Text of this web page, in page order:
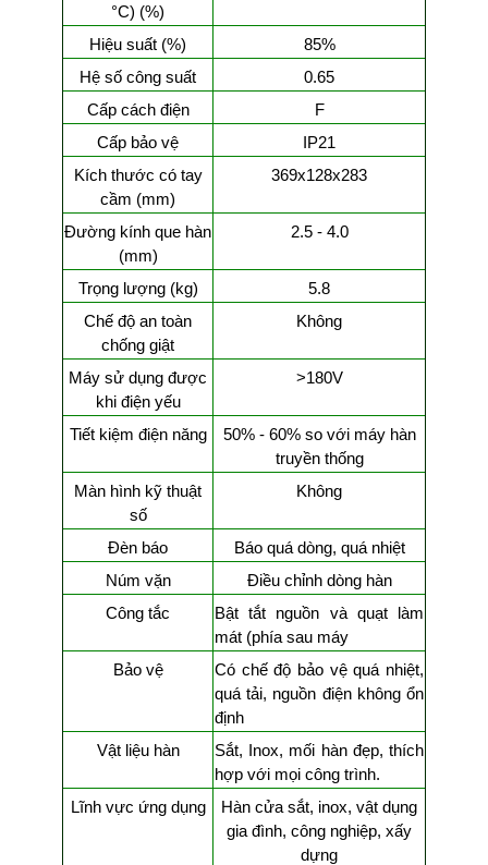
°C) (%)
Hiệu suất (%)
85%
Hệ số công suất
0.65
Cấp cách điện
F
Cấp bảo vệ
IP21
Kích thước có tay
cầm (mm)
369x128x283
Đường kính que hàn
(mm)
2.5 - 4.0
Trọng lượng (kg)
5.8
Chế độ an toàn
chống giật
Không
Máy sử dụng được
khi điện yếu
>180V
Tiết kiệm điện năng
50% - 60% so với máy hàn
truyền thống
Màn hình kỹ thuật
số
Không
Đèn báo
Báo quá dòng, quá nhiệt
Núm vặn
Điều chỉnh dòng hàn
Công tắc
Bật tắt nguồn và quạt làm
mát (phía sau máy
Bảo vệ
Có chế độ bảo vệ quá nhiệt,
quá tải, nguồn điện không ổn
định
Vật liệu hàn
Sắt, Inox, mối hàn đẹp, thích
hợp với mọi công trình.
Lĩnh vực ứng dụng
Hàn cửa sắt, inox, vật dụng
gia đình, công nghiệp, xấy
dựng